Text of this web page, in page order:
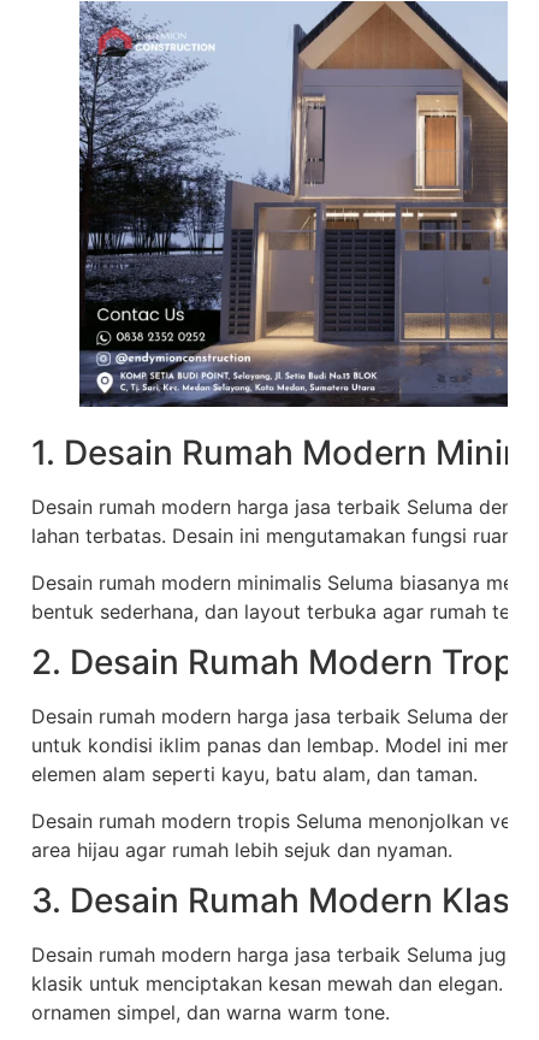
1. Desain Rumah Modern
Desain rumah modern harga jasa terbaik Seluma
lahan terbatas. Desain ini mengutamakan fungsi ruang
Desain rumah modern minimalis Seluma biasanya
bentuk sederhana, dan layout terbuka agar rumah
2. Desain Rumah Modern Tropis
Desain rumah modern harga jasa terbaik Seluma
untuk kondisi iklim panas dan lembap. Model ini
elemen alam seperti kayu, batu alam, dan taman.
Desain rumah modern tropis Seluma menonjolkan
area hijau agar rumah lebih sejuk dan nyaman.
3. Desain Rumah Modern Klasik
Desain rumah modern harga jasa terbaik Seluma juga
klasik untuk menciptakan kesan mewah dan elegan.
ornamen simpel, dan warna warm tone.